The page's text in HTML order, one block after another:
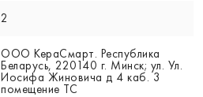
2
ООО КераСмарт. Республика
Беларусь, 220140 г. Минск; ул. Ул.
Иосифа Жиновича д 4 каб. 3
помещение ТС